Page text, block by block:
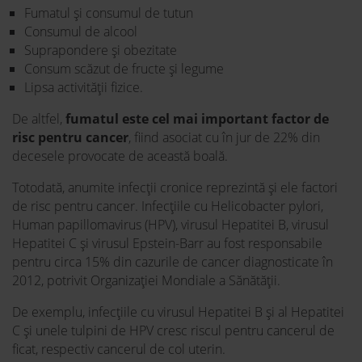
Fumatul și consumul de tutun
Consumul de alcool
Suprapondere și obezitate
Consum scăzut de fructe și legume
Lipsa activității fizice.
De altfel, fumatul este cel mai important factor de
risc pentru cancer, fiind asociat cu în jur de 22% din
decesele provocate de această boală.
Totodată, anumite infecții cronice reprezintă și ele factori
de risc pentru cancer. Infecțiile cu Helicobacter pylori,
Human papillomavirus (HPV), virusul Hepatitei B, virusul
Hepatitei C și virusul Epstein-Barr au fost responsabile
pentru circa 15% din cazurile de cancer diagnosticate în
2012, potrivit Organizației Mondiale a Sănătății.
De exemplu, infecțiile cu virusul Hepatitei B și al Hepatitei
C și unele tulpini de HPV cresc riscul pentru cancerul de
ficat, respectiv cancerul de col uterin.